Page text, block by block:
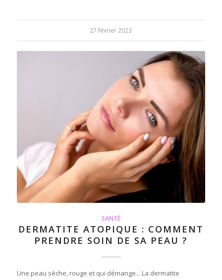
27 février 2023
SANTÉ
DERMATITE ATOPIQUE : COMMENT
PRENDRE SOIN DE SA PEAU ?
Une peau sèche, rouge et qui démange... La dermatite